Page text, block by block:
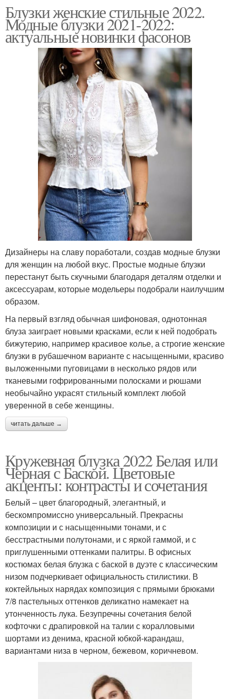
Блузки женские стильные 2022.
Модные блузки 2021-2022:
актуальные новинки фасонов
Дизайнеры на славу поработали, создав модные блузки
для женщин на любой вкус. Простые модные блузки
перестанут быть скучными благодаря деталям отделки и
аксессуарам, которые модельеры подобрали наилучшим
образом.
На первый взгляд обычная шифоновая, однотонная
блуза заиграет новыми красками, если к ней подобрать
бижутерию, например красивое колье, а строгие женские
блузки в рубашечном варианте с насыщенными, красиво
выложенными пуговицами в несколько рядов или
тканевыми гофрированными полосками и рюшами
необычайно украсят стильный комплект любой
уверенной в себе женщины.
читать дальше →
Кружевная блузка 2022 Белая или
Черная с Баской. Цветовые
акценты: контрасты и сочетания
Белый – цвет благородный, элегантный, и
бескомпромиссно универсальный. Прекрасны
композиции и с насыщенными тонами, и с
бесстрастными полутонами, и с яркой гаммой, и с
приглушенными оттенками палитры. В офисных
костюмах белая блузка с баской в дуэте с классическим
низом подчеркивает официальность стилистики. В
коктейльных нарядах композиция с прямыми брюками
7/8 пастельных оттенков деликатно намекает на
утонченность лука. Безупречны сочетания белой
кофточки с драпировкой на талии с коралловыми
шортами из денима, красной юбкой-карандаш,
вариантами низа в черном, бежевом, коричневом.